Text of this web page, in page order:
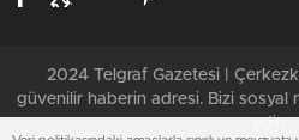
2024 Telgraf Gazetesi |
güvenilir haberin adresi. Bizi sosyal
edin